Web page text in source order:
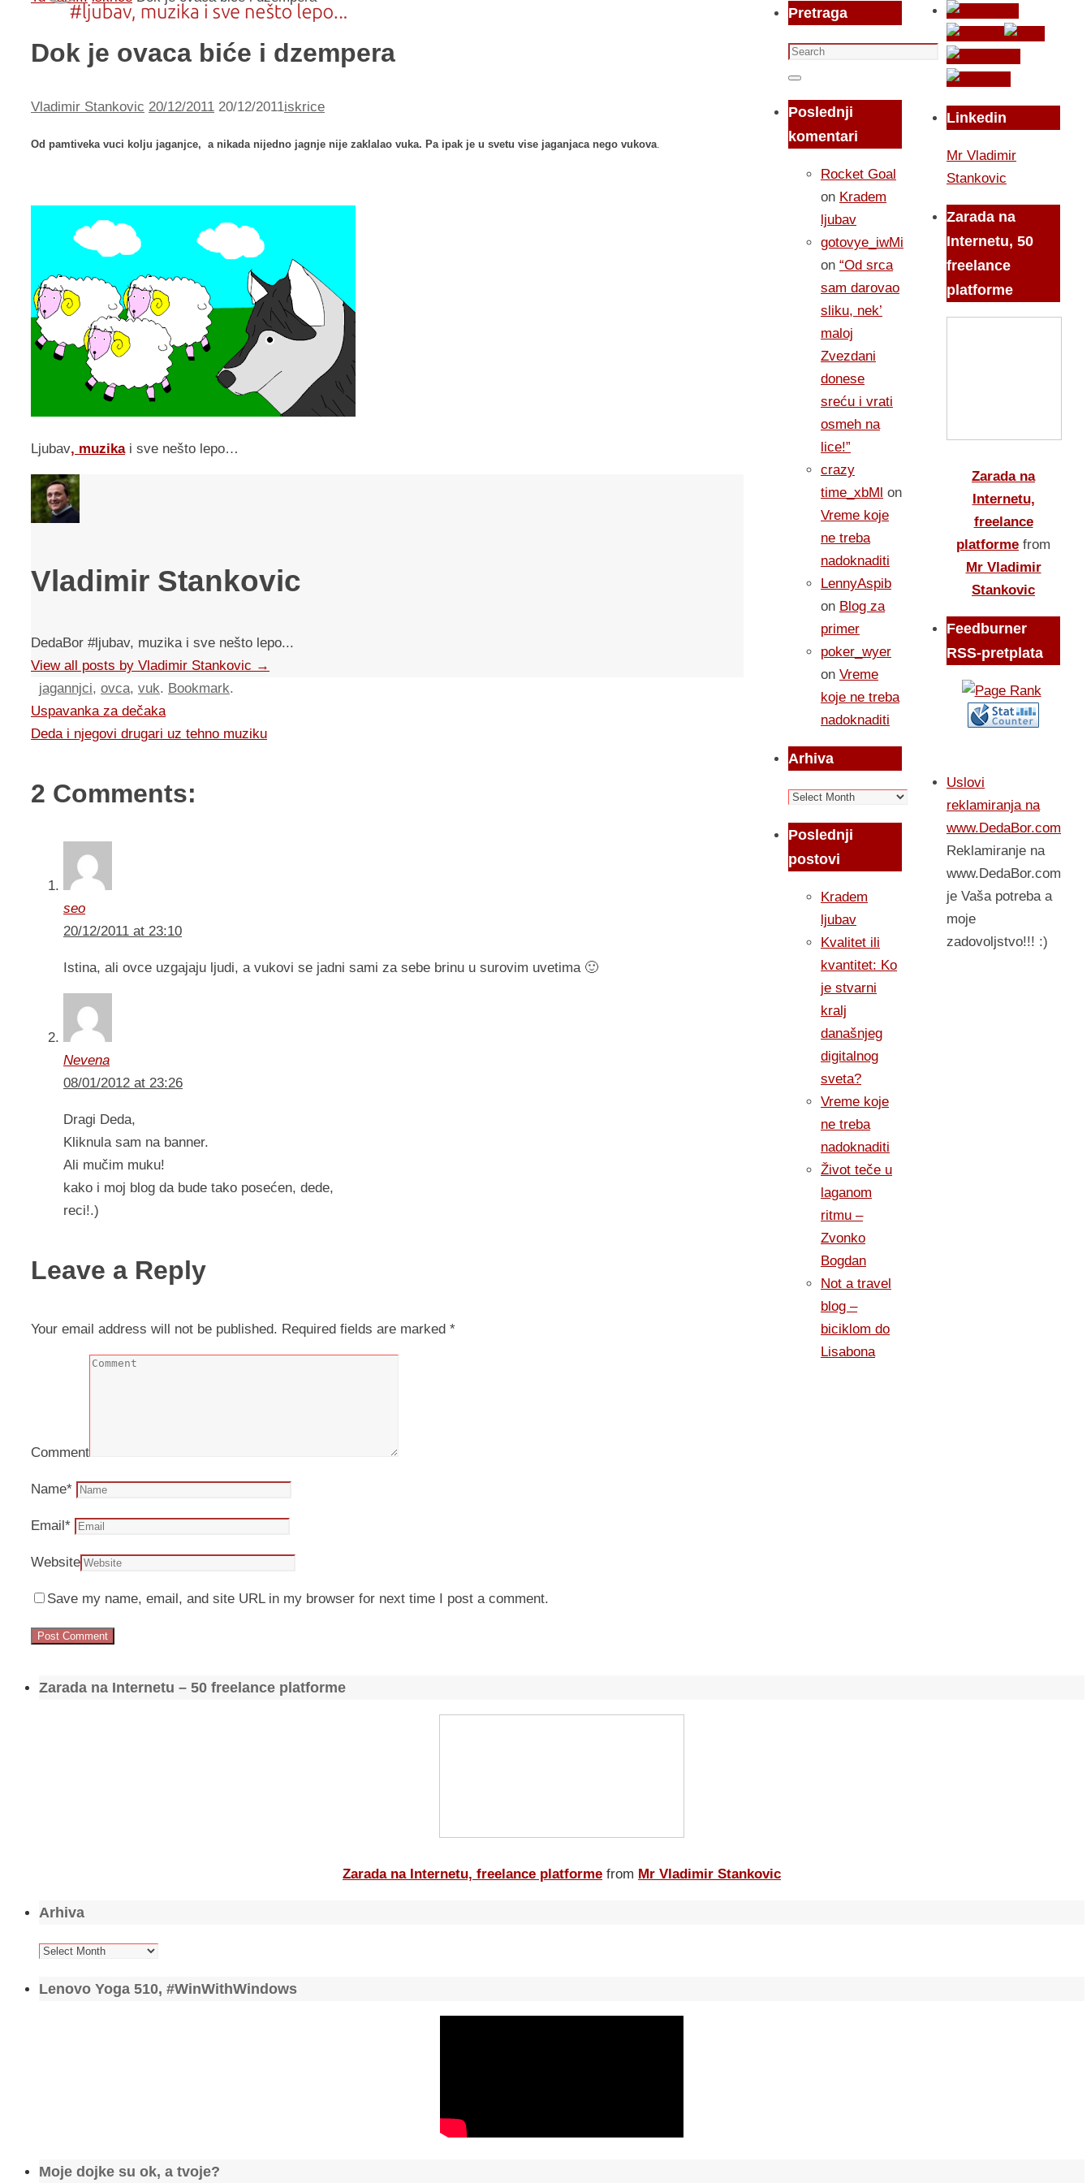
Dok je ovaca biće i dzempera
Vladimir Stankovic 20/12/2011 20/12/2011iskrice
Od pamtiveka vuci kolju jaganjce, a nikada nijedno jagnje nije zaklalao vuka. Pa ipak je u svetu vise jaganjaca nego vukova.
Ljubav, muzikai sve nešto lepo…
Vladimir Stankovic
DedaBor #ljubav, muzika i sve nešto lepo...
View all posts by Vladimir Stankovic →
jagannjci, ovca, vuk. Bookmark.
Uspavanka za dečaka
Deda i njegovi drugari uz tehno muziku
2 Comments:
seo
20/12/2011 at 23:10
Istina, ali ovce uzgajaju ljudi, a vukovi se jadni sami za sebe brinu u surovim uvetima 🙂
Nevena
08/01/2012 at 23:26
Dragi Deda,
Kliknula sam na banner.
Ali mučim muku!
kako i moj blog da bude tako posećen, dede,
reci!.)
Leave a Reply
Your email address will not be published. Required fields are marked *
Comment
Name*
Email*
Website
Save my name, email, and site URL in my browser for next time I post a comment.
Pretraga
Search
for:
Search
Poslednji
komentari
Rocket Goal
on Kradem
ljubav
gotovye_iwMi
on “Od srca
sam darovao
sliku, nek’
maloj
Zvezdani
donese
sreću i vrati
osmeh na
lice!”
crazy
time_xbMl on
Vreme koje
ne treba
nadoknaditi
LennyAspib
on Blog za
primer
poker_wyer
on Vreme
koje ne treba
nadoknaditi
Arhiva
Arhiva
Poslednji
postovi
Kradem
ljubav
Kvalitet ili
kvantitet: Ko
je stvarni
kralj
današnjeg
digitalnog
sveta?
Vreme koje
ne treba
nadoknaditi
Život teče u
laganom
ritmu –
Zvonko
Bogdan
Not a travel
blog –
biciklom do
Lisabona
Linkedin
Mr Vladimir
Stankovic
Zarada na
Internetu, 50
freelance
platforme
Zarada na
Internetu,
freelance
platforme from
Mr Vladimir
Stankovic
Feedburner
RSS-pretplata
Uslovi
reklamiranja na
www.DedaBor.com
Reklamiranje na
www.DedaBor.com
je Vaša potreba a
moje
zadovoljstvo!!! :)
Zarada na Internetu – 50 freelance platforme
Zarada na Internetu, freelance platforme from Mr Vladimir Stankovic
Arhiva
Arhiva
Lenovo Yoga 510, #WinWithWindows
Moje dojke su ok, a tvoje?